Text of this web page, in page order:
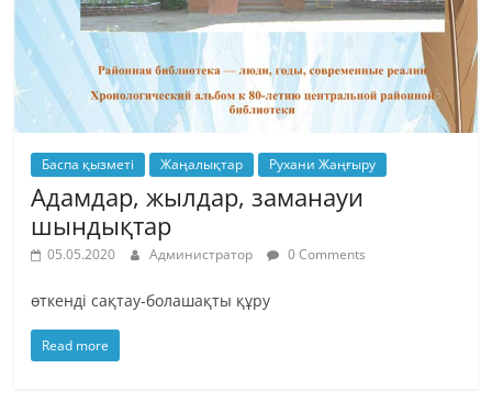
Баспа қызметі Жаңалықтар Рухани Жаңғыру
Адамдар, жылдар, заманауи
шындықтар
05.05.2020 Администратор 0 Comments
өткенді сақтау-болашақты құру
Read more